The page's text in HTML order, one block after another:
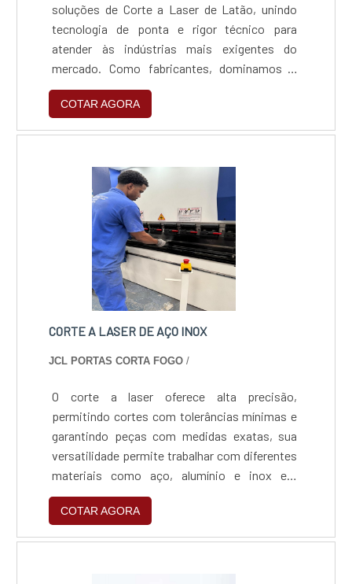
soluções de Corte a Laser de Latão, unindo
tecnologia de ponta e rigor técnico para
atender às indústrias mais exigentes do
mercado. Como fabricantes, dominamos o
processamento de metais amarelos e
vermelhos, entregando peças com precisão
milimétrica e acabamento pronto para uso,
superior em cada projeto.
COTAR AGORA
CORTE A LASER DE AÇO INOX
JCL PORTAS CORTA FOGO /
O corte a laser oferece alta precisão,
permitindo cortes com tolerâncias mínimas e
garantindo peças com medidas exatas, sua
versatilidade permite trabalhar com diferentes
materiais como aço, alumínio e inox em
diversas espessuras, sua velocidade otimiza o
tempo de produção, enquanto o acabamento
superior elimina rebarbas e reduz a
COTAR AGORA